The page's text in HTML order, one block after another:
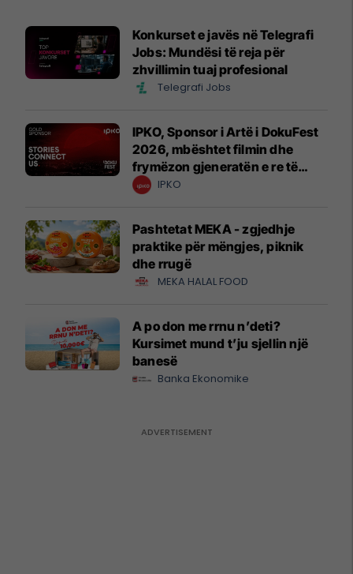
Konkurset e javës në Telegrafi
Jobs: Mundësi të reja për
zhvillimin tuaj profesional
Telegrafi Jobs
IPKO, Sponsor i Artë i DokuFest
2026, mbështet filmin dhe
frymëzon gjeneratën e re të
krijuesve
IPKO
Pashtetat MEKA - zgjedhje
praktike për mëngjes, piknik
dhe rrugë
MEKA HALAL FOOD
A po don me rrnu n’deti?
Kursimet mund t’ju sjellin një
banesë
Banka Ekonomike